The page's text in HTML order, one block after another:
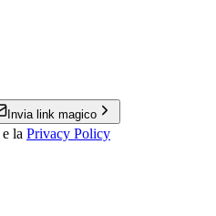
Invia link magico
e la Privacy Policy